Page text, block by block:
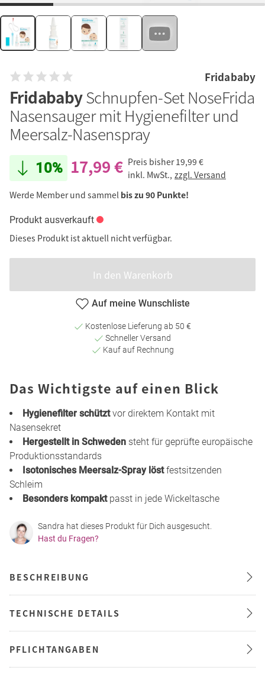
Fridababy
FridababySchnupfen-Set NoseFrida
Nasensauger mit Hygienefilter und
Meersalz-Nasenspray
10% 17,99 € Preis bisher 19,99 €
inkl. MwSt., zzgl. Versand
Werde Member und sammel bis zu 90 Punkte!
Produkt ausverkauft
Dieses Produkt ist aktuell nicht verfügbar.
In den Warenkorb
Auf meine Wunschliste
Kostenlose Lieferung ab 50 €
Schneller Versand
Kauf auf Rechnung
Das Wichtigste auf einen Blick
Hygienefilter schütztvor direktem Kontakt mit
Nasensekret
Hergestellt in Schweden steht für geprüfte europäische
Produktionsstandards
Isotonisches Meersalz-Spray löstfestsitzenden
Schleim
Besonders kompaktpasst in jede Wickeltasche
Sandra hat dieses Produkt für Dich ausgesucht.
Hast du Fragen?
BESCHREIBUNG
TECHNISCHE DETAILS
PFLICHTANGABEN